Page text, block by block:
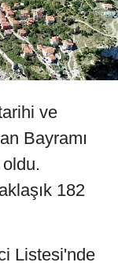
ve
Bayramı
182
Listesi'nde